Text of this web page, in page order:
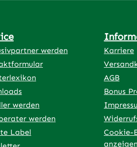
werden
werden
werden
Label
Karriere
AGB
Bonus
Cookie-
anzeigen